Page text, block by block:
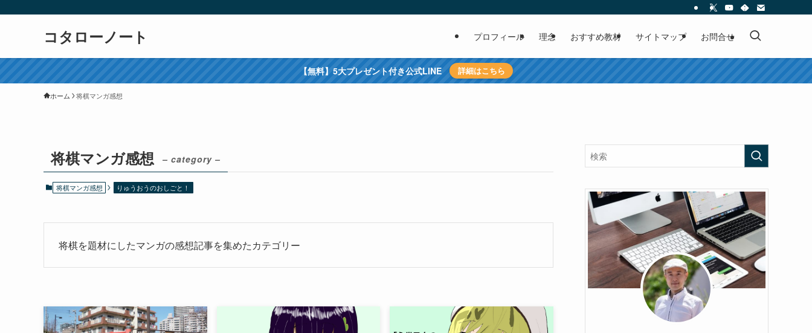
コタローノート プロフィール 理念 おすすめ教材 サイトマップ お問合せ
【無料】5大プレゼント付き公式LINE 詳細はこちら
ホーム 将棋マンガ感想
将棋マンガ感想 – category –
将棋マンガ感想 りゅうおうのおしごと！
将棋を題材にしたマンガの感想記事を集めたカテゴリー